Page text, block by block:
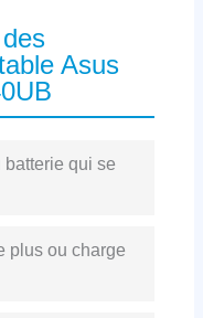
Asus
qui se
plus ou charge